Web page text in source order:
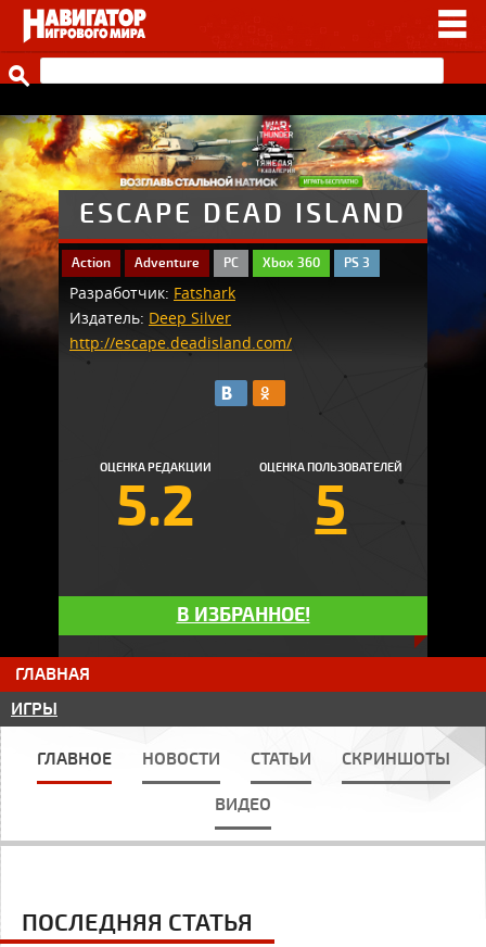
ВИДЕО
СТАТЬИ
ИГРЫ
ПРОЧЕЕ
ИГРЫ ОТ НАШИХ
ESCAPE DEAD ISLAND
Action Adventure PC Xbox 360 PS 3
Разработчик: Fatshark
Издатель: Deep Silver
http://escape.deadisland.com/
ОЦЕНКА РЕДАКЦИИ
5.2
ОЦЕНКА ПОЛЬЗОВАТЕЛЕЙ
5
В ИЗБРАННОЕ!
ГЛАВНАЯ
ИГРЫ
ГЛАВНОЕ НОВОСТИ СТАТЬИ СКРИНШОТЫ
ВИДЕО
ПОСЛЕДНЯЯ СТАТЬЯ